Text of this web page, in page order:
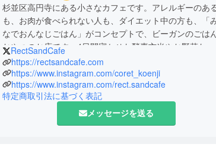
杉並区高円寺にある小さなカフェです。アレルギーのあ
も、お肉が食べられない人も、ダイエット中の方も、「
なでおんなじごはん」がコンセプトで、ビーガンのごは
おやつのお店です。4日間寝かせた酵素玄米やお野菜たっ
RectSandCafe
https://rectsandcafe.com
https://www.instagram.com/coret_koenji
https://www.instagram.com/rect.sandcafe
特定商取引法に基づく表記
メッセージを送る